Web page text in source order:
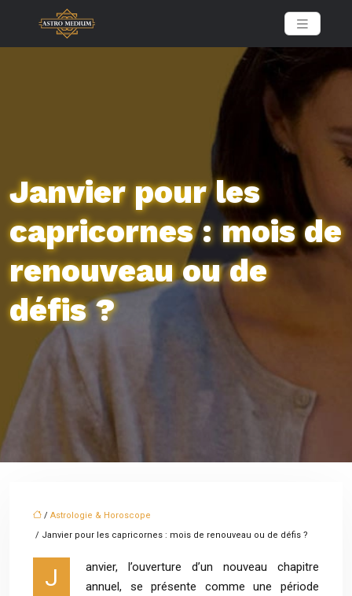
Janvier pour les
capricornes : mois de
renouveau ou de
défis ?
/ Astrologie & Horoscope
/ Janvier pour les capricornes : mois de renouveau ou de défis ?
J
anvier, l’ouverture d’un nouveau chapitre
annuel, se présente comme une période